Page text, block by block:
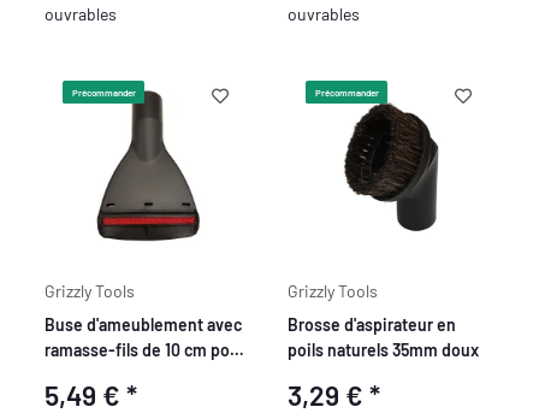
ouvrables
ouvrables
Précommander
Grizzly Tools
Buse d'ameublement avec
ramasse-fils de 10 cm pour
5,49 €*
Précommander
Grizzly Tools
Brosse d'aspirateur en
poils naturels 35mm doux
3,29 € *